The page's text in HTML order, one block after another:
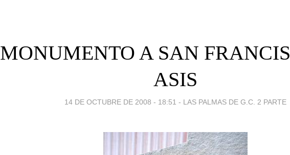
MONUMENTO A SAN
ASIS
14 DE OCTUBRE DE 2008 - 18:51 - LAS PALMAS DE G.C. 2 PARTE